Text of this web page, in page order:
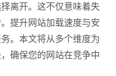
离开。这不仅意味着失
提升网站加载速度与安
。本文将从多个维度为
确保您的网站在竞争中